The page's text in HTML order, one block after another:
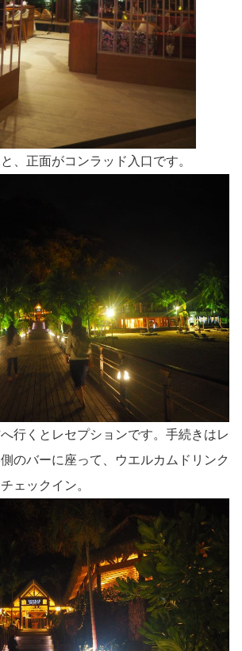
、正面がコンラッド入口です。
行くとレセプションです。手続きはレ
のバーに座って、ウエルカムドリンク
ェックイン。